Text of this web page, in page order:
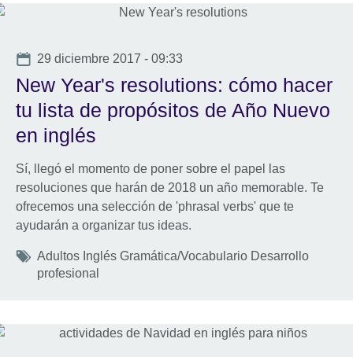
Date
29 diciembre 2017 - 09:33
New Year's resolutions: cómo hacer
tu lista de propósitos de Año Nuevo
en inglés
Sí, llegó el momento de poner sobre el papel las
resoluciones que harán de 2018 un año memorable. Te
ofrecemos una selección de 'phrasal verbs' que te
ayudarán a organizar tus ideas.
Tags
Adultos Inglés Gramática/Vocabulario Desarrollo
profesional